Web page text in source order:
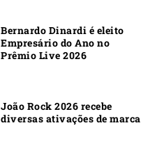
Bernardo Dinardi é eleito
Empresário do Ano no
Prêmio Live 2026
João Rock 2026 recebe
diversas ativações de marca